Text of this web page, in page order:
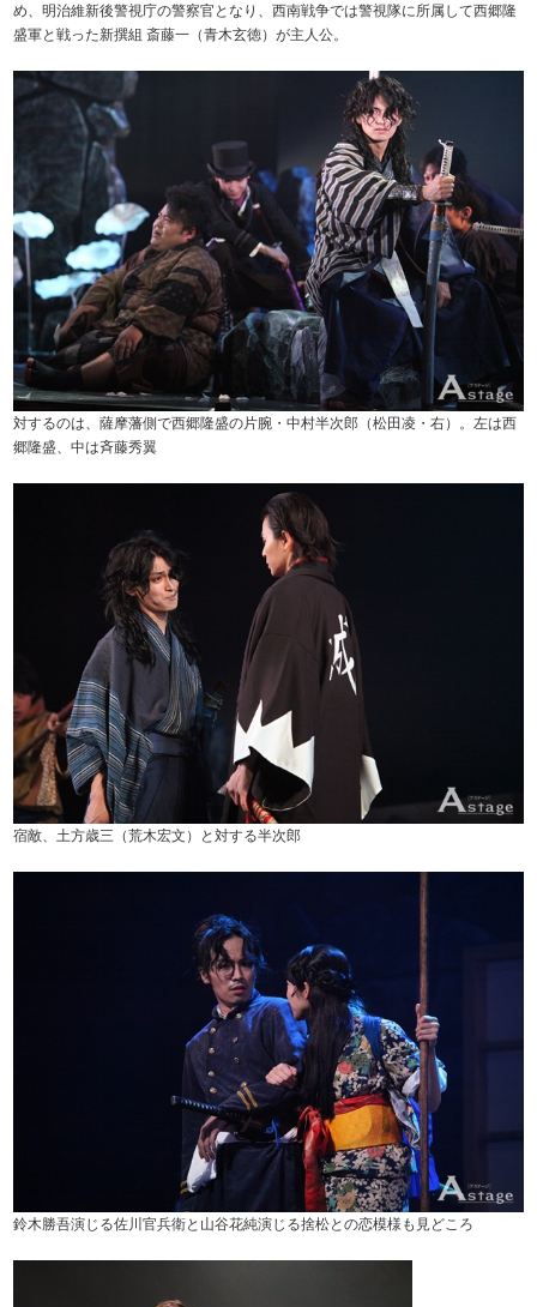
め、明治維新後警視庁の警察官となり、西南戦争では警視隊に所属して西郷隆
盛軍と戦った新撰組 斎藤一（青木玄徳）が主人公。
対するのは、薩摩藩側で西郷隆盛の片腕・中村半次郎（松田凌・右）。左は西
郷隆盛、中は斉藤秀翼
宿敵、土方歳三（荒木宏文）と対する半次郎
鈴木勝吾演じる佐川官兵衛と山谷花純演じる捨松との恋模様も見どころ